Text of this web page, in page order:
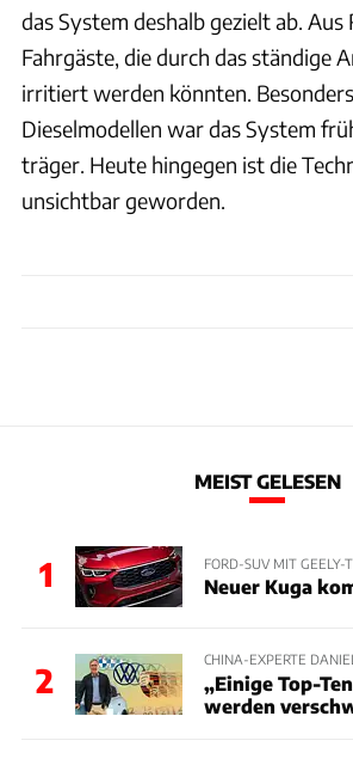
das System deshalb gezielt ab. Aus
Fahrgäste, die durch das ständige
irritiert werden könnten.
Dieselmodellen war das System
träger. Heute hingegen ist die
unsichtbar geworden.
MEIST GELESEN
1 FORD-SUV MIT GEELY-
Neuer Kuga
2
CHINA-EXPERTE
„Einige Top-
werden